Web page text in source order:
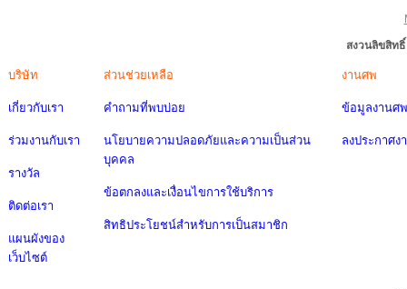
สงวนลิขสิท
บริษัท
เกี่ยวกับเรา
ร่วมงานกับเรา
รางวัล
ติดต่อเรา
แผนผังของ
เว็บไซต์
ส่วนช่วยเหลือ
คำถามที่พบบ่อย
นโยบายความปลอดภัยและความเป็นส่วน
บุคคล
ข้อตกลงและเงื่อนไขการใช้บริการ
สิทธิประโยชน์สำหรับการเป็นสมาชิก
งานศพ
ข้อมูลงานศพ
ลงประกาศง